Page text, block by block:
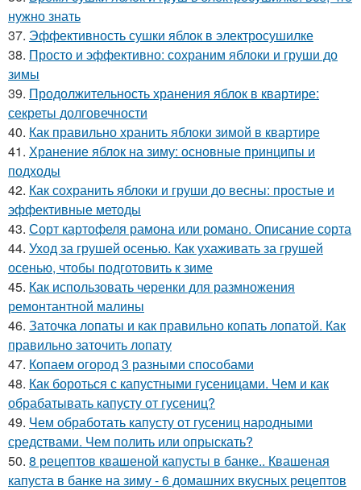
нужно знать
37. Эффективность сушки яблок в электросушилке
38. Просто и эффективно: сохраним яблоки и груши до
зимы
39. Продолжительность хранения яблок в квартире:
секреты долговечности
40. Как правильно хранить яблоки зимой в квартире
41. Хранение яблок на зиму: основные принципы и
подходы
42. Как сохранить яблоки и груши до весны: простые и
эффективные методы
43. Сорт картофеля рамона или романо. Описание сорта
44. Уход за грушей осенью. Как ухаживать за грушей
осенью, чтобы подготовить к зиме
45. Как использовать черенки для размножения
ремонтантной малины
46. Заточка лопаты и как правильно копать лопатой. Как
правильно заточить лопату
47. Копаем огород 3 разными способами
48. Как бороться с капустными гусеницами. Чем и как
обрабатывать капусту от гусениц?
49. Чем обработать капусту от гусениц народными
средствами. Чем полить или опрыскать?
50. 8 рецептов квашеной капусты в банке.. Квашеная
капуста в банке на зиму - 6 домашних вкусных рецептов